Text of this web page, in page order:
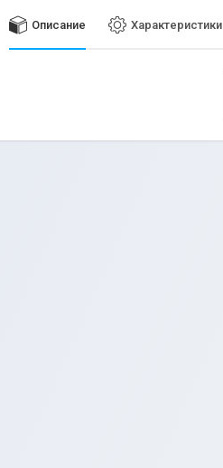
Описание Характеристики